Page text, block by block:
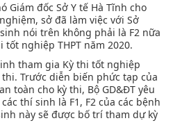
Giám đốc Sở Y tế Hà Tĩnh cho
sở đã làm việc với Sở
nói trên không phải là F2 nữa
nghiệp THPT năm 2020.
tham gia Kỳ thi tốt nghiệp
thi. Trước diễn biến phức tạp của
toàn cho kỳ thi, Bộ GD&ĐT yêu
thí sinh là F1, F2 của các bệnh
này sẽ được bố trí tham dự kỳ